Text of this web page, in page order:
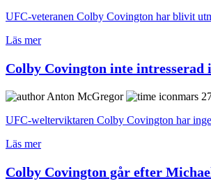
UFC-veteranen Colby Covington har blivit
Läs mer
Colby Covington inte intresserad
Anton McGregor
mars
UFC-welterviktaren Colby Covington har
Läs mer
Colby Covington går efter